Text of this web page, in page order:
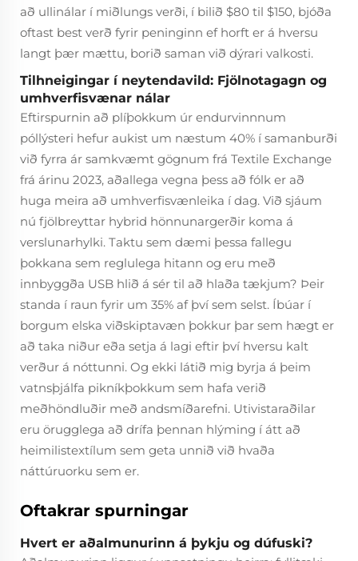
að ullinálar í miðlungs verði, í bilið $80 til $150, bjóða
oftast best verð fyrir peninginn ef horft er á hversu
langt þær mættu, borið saman við dýrari valkosti.
Tilhneigingar í neytendavild: Fjölnotagagn og
umhverfisvænar nálar
Eftirspurnin að plíþokkum úr endurvinnnum
póllýsteri hefur aukist um næstum 40% í samanburði
við fyrra ár samkvæmt gögnum frá Textile Exchange
frá árinu 2023, aðallega vegna þess að fólk er að
huga meira að umhverfisvænleika í dag. Við sjáum
nú fjölbreyttar hybrid hönnunargerðir koma á
verslunarhylki. Taktu sem dæmi þessa fallegu
þokkana sem reglulega hitann og eru með
innbyggða USB hlið á sér til að hlaða tækjum? Þeir
standa í raun fyrir um 35% af því sem selst. Íbúar í
borgum elska viðskiptavæn þokkur þar sem hægt er
að taka niður eða setja á lagi eftir því hversu kalt
verður á nóttunni. Og ekki látið mig byrja á þeim
vatnsþjálfa pikníkþokkum sem hafa verið
meðhöndluðir með andsmíðarefni. Utivistaraðilar
eru örugglega að drífa þennan hlýming í átt að
heimilistextílum sem geta unnið við hvaða
náttúruorku sem er.
Oftakrar spurningar
Hvert er aðalmunurinn á þykju og dúfuski?